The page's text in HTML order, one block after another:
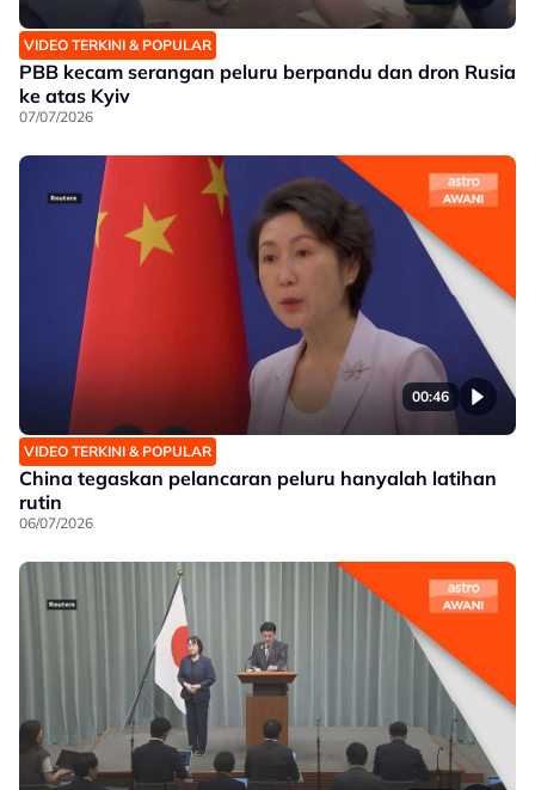
VIDEO TERKINI & POPULAR
PBB kecam serangan peluru berpandu dan dron Rusia
ke atas Kyiv
07/07/2026
00:46
VIDEO TERKINI & POPULAR
China tegaskan pelancaran peluru hanyalah latihan
rutin
06/07/2026